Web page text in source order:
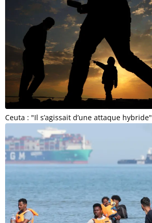
Ceuta : "Il s’agissait d’une attaque hybride"